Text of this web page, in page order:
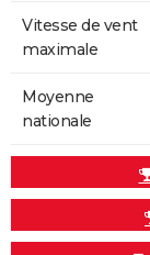
Vitesse de vent
maximale
Moyenne
nationale